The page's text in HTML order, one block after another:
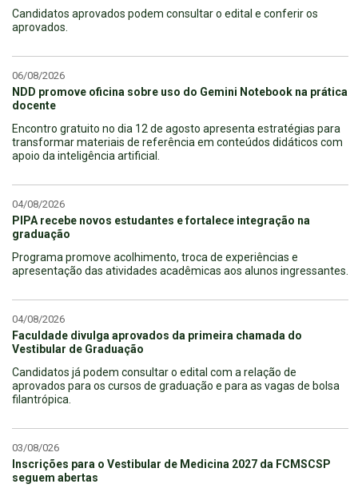
Candidatos aprovados podem consultar o edital e conferir os
aprovados.
06/08/2026
NDD promove oficina sobre uso do Gemini Notebook na prática
docente
Encontro gratuito no dia 12 de agosto apresenta estratégias para
transformar materiais de referência em conteúdos didáticos com
apoio da inteligência artificial.
04/08/2026
PIPA recebe novos estudantes e fortalece integração na
graduação
Programa promove acolhimento, troca de experiências e
apresentação das atividades acadêmicas aos alunos ingressantes.
04/08/2026
Faculdade divulga aprovados da primeira chamada do
Vestibular de Graduação
Candidatos já podem consultar o edital com a relação de
aprovados para os cursos de graduação e para as vagas de bolsa
filantrópica.
03/08/026
Inscrições para o Vestibular de Medicina 2027 da FCMSCSP
seguem abertas